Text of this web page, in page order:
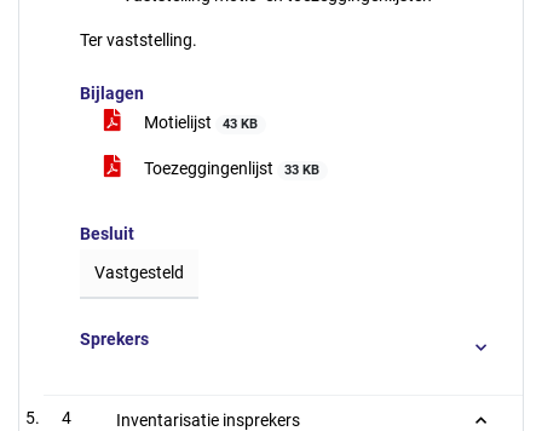
Ter vaststelling.
Bijlagen
Motielijst
43 KB
Toezeggingenlijst 33 KB
Besluit
Vastgesteld
Sprekers
4 Inventarisatie insprekers